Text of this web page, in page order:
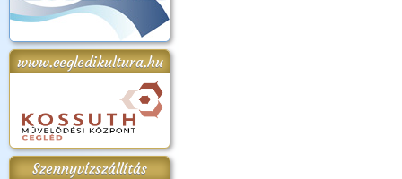
www.cegledikultura.hu
Szennyvízszállítás
2018.
Kossuth Toborzó
Ünnepély
Szent István Ünnepe
(2017. 08. 20.)